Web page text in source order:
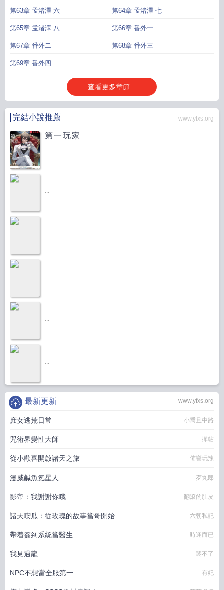
第63章 孟渚澤 六 第64章 孟渚澤 七
第65章 孟渚澤 八 第66章 番外一
第67章 番外二 第68章 番外三
第69章 番外四
查看更多章節...
完結小說推薦 www.yfxs.org
第一玩家
...
...
...
...
...
...
www.yfxs.org
最新更新
庶女逃荒日常 小喬且中路
咒術界變性大師 撣帖
從小歡喜開啟諸天之旅 佈響玩辣
漫威鹹魚氪星人 歹丸郎
影帝：我謝謝你哦 翻滾的肚皮
諸天喫瓜：從玫瑰的故事當哥開始 六朝私記
帶着簽到系統當醫生 時逢而已
我見過龍 裴不了
NPC不想當全服第一 有妃